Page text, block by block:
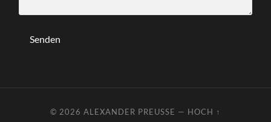
© 2026 ALEXANDER PREUSSE — HOCH ↑